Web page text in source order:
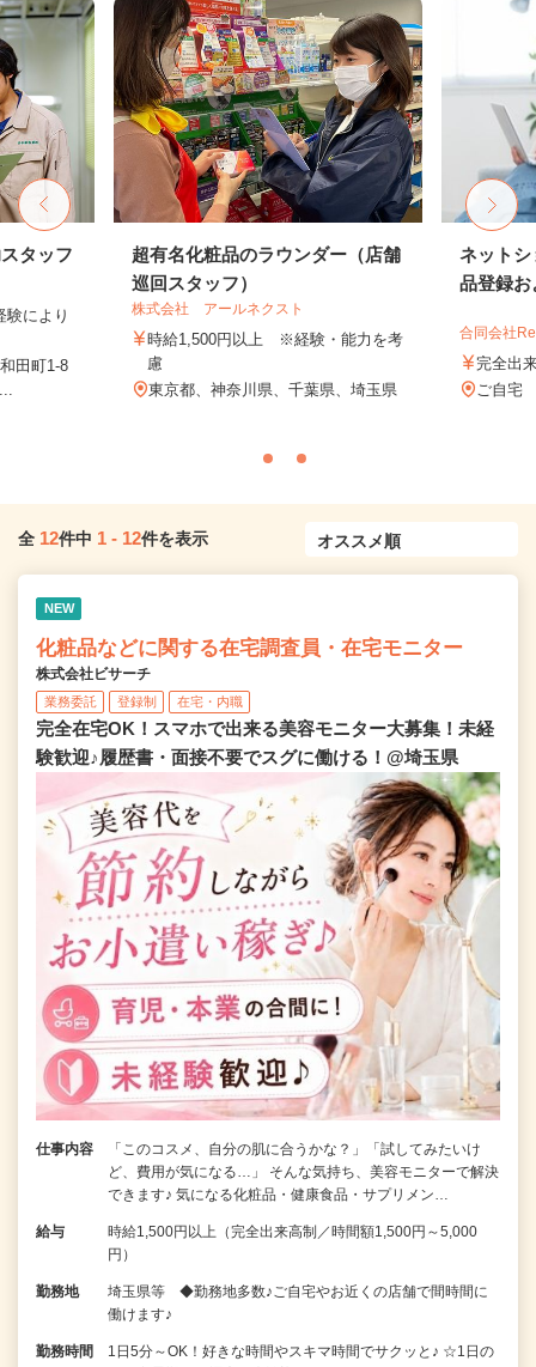
タッフ
により
田町1-8
超有名化粧品のラウンダー（店舗
巡回スタッフ）
株式会社 アールネクスト
時給1,500円以上 ※経験・能力を考
慮
東京都、神奈川県、千葉県、埼玉県
ネットシ
品登録お
合同会社
完全出
ご自宅
全 12件中 1 - 12件を表示
NEW
化粧品などに関する在宅調査員・在宅モニター
株式会社ビサーチ
業務委託 登録制 在宅・内職
完全在宅OK！スマホで出来る美容モニター大募集！未経
験歓迎♪履歴書・面接不要でスグに働ける！@埼玉県
仕事内容
「このコスメ、自分の肌に合うかな？」「試してみたいけ
ど、費用が気になる…」 そんな気持ち、美容モニターで解決
できます♪ 気になる化粧品・健康食品・サプリメン…
給与
時給1,500円以上（完全出来高制／時間額1,500円～5,000
円）
勤務地
埼玉県等 ◆勤務地多数♪ご自宅やお近くの店舗で間時間に
働けます♪
勤務時間
1日5分～OK！好きな時間やスキマ時間でサクッと♪ ☆1日の